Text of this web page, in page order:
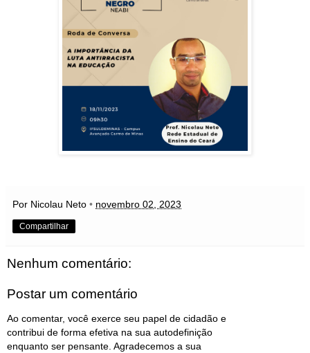
Por Nicolau Neto • novembro 02, 2023
Compartilhar
Nenhum comentário:
Postar um comentário
Ao comentar, você exerce seu papel de cidadão e
contribui de forma efetiva na sua autodefinição
enquanto ser pensante. Agradecemos a sua